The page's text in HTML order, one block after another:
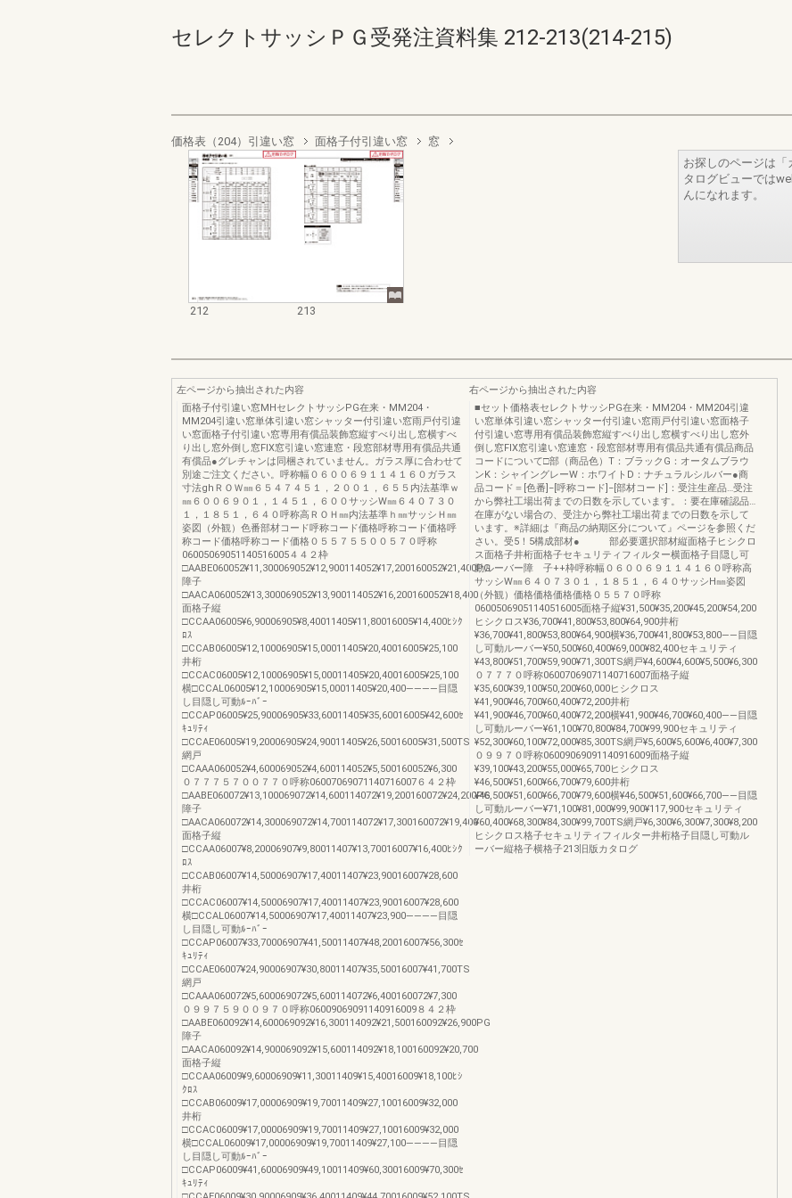
セレクトサッシＰＧ受発注資料集 212-213(214-215)
価格表（204）引違い窓 面格子付引違い窓 窓
212 213
お探しのページは「
タログビューでは
んになれます。
左ページから抽出された内容
面格子付引違い窓MHセレクトサッシPG在来・MM204・
MM204引違い窓単体引違い窓シャッター付引違い窓雨戸付引違
い窓面格子付引違い窓専用有償品装飾窓縦すべり出し窓横すべ
り出し窓外倒し窓FIX窓引違い窓連窓・段窓部材専用有償品共通
有償品●グレチャンは同梱されていません。ガラス厚に合わせて
別途ご注文ください。呼称幅０６００６９１１４１６０ガラス
寸法ghＲＯＷ㎜６５４７４５１，２００１，６５５内法基準ｗ
㎜６００６９０１，１４５１，６００サッシW㎜６４０７３０
１，１８５１，６４０呼称高ＲＯＨ㎜内法基準ｈ㎜サッシＨ㎜
姿図（外観）色番部材コード呼称コード価格呼称コード価格呼
称コード価格呼称コード価格０５５７５５００５７０呼称
06005069051140516005４４２枠
□AABE060052¥11,300069052¥12,900114052¥17,200160052¥21,400PG
障子
□AACA060052¥13,300069052¥13,900114052¥16,200160052¥18,400
面格子縦
□CCAA06005¥6,90006905¥8,40011405¥11,80016005¥14,400ﾋｼｸ
ﾛｽ
□CCAB06005¥12,10006905¥15,00011405¥20,40016005¥25,100
井桁
□CCAC06005¥12,10006905¥15,00011405¥20,40016005¥25,100
横□CCAL06005¥12,10006905¥15,00011405¥20,400――――目隠
し目隠し可動ﾙｰﾊﾞｰ
□CCAP06005¥25,90006905¥33,60011405¥35,60016005¥42,600ｾ
ｷｭﾘﾃｨ
□CCAE06005¥19,20006905¥24,90011405¥26,50016005¥31,500TS
網戸
□CAAA060052¥4,600069052¥4,600114052¥5,500160052¥6,300
０７７７５７００７７０呼称06007069071140716007６４２枠
□AABE060072¥13,100069072¥14,600114072¥19,200160072¥24,200PG
障子
□AACA060072¥14,300069072¥14,700114072¥17,300160072¥19,400
面格子縦
□CCAA06007¥8,20006907¥9,80011407¥13,70016007¥16,400ﾋｼｸ
ﾛｽ
□CCAB06007¥14,50006907¥17,40011407¥23,90016007¥28,600
井桁
□CCAC06007¥14,50006907¥17,40011407¥23,90016007¥28,600
横□CCAL06007¥14,50006907¥17,40011407¥23,900――――目隠
し目隠し可動ﾙｰﾊﾞｰ
□CCAP06007¥33,70006907¥41,50011407¥48,20016007¥56,300ｾ
ｷｭﾘﾃｨ
□CCAE06007¥24,90006907¥30,80011407¥35,50016007¥41,700TS
網戸
□CAAA060072¥5,600069072¥5,600114072¥6,400160072¥7,300
０９９７５９００９７０呼称06009069091140916009８４２枠
□AABE060092¥14,600069092¥16,300114092¥21,500160092¥26,900PG
障子
□AACA060092¥14,900069092¥15,600114092¥18,100160092¥20,700
面格子縦
□CCAA06009¥9,60006909¥11,30011409¥15,40016009¥18,100ﾋｼ
ｸﾛｽ
□CCAB06009¥17,00006909¥19,70011409¥27,10016009¥32,000
井桁
□CCAC06009¥17,00006909¥19,70011409¥27,10016009¥32,000
横□CCAL06009¥17,00006909¥19,70011409¥27,100――――目隠
し目隠し可動ﾙｰﾊﾞｰ
□CCAP06009¥41,60006909¥49,10011409¥60,30016009¥70,300ｾ
ｷｭﾘﾃｨ
右ページから抽出された内容
■セット価格表セレクトサッシPG在来・MM204・MM204引違
い窓単体引違い窓シャッター付引違い窓雨戸付引違い窓面格子
付引違い窓専用有償品装飾窓縦すべり出し窓横すべり出し窓外
倒し窓FIX窓引違い窓連窓・段窓部材専用有償品共通有償品商品
コードについて□部（商品色）T：ブラックG：オータムブラウ
ンK：シャイングレーW：ホワイトD：ナチュラルシルバー●商
品コード＝[色番]−[呼称コード]−[部材コード]：受注生産品…受注
から弊社工場出荷までの日数を示しています。：要在庫確認品…
在庫がない場合の、受注から弊社工場出荷までの日数を示して
います。※詳細は『商品の納期区分について』ページを参照くだ
さい。受5！5構成部材● 部必要選択部材縦面格子ヒシクロ
ス面格子井桁面格子セキュリティフィルター横面格子目隠し可
動ルーバー障 子++枠呼称幅０６００６９１１４１６０呼称高
サッシW㎜６４０７３０１，１８５１，６４０サッシH㎜姿図
（外観）価格価格価格価格０５５７０呼称
06005069051140516005面格子縦¥31,500¥35,200¥45,200¥54,200
ヒシクロス¥36,700¥41,800¥53,800¥64,900井桁
¥36,700¥41,800¥53,800¥64,900横¥36,700¥41,800¥53,800――目隠
し可動ルーバー¥50,500¥60,400¥69,000¥82,400セキュリティ
¥43,800¥51,700¥59,900¥71,300TS網戸¥4,600¥4,600¥5,500¥6,300
０７７７０呼称06007069071140716007面格子縦
¥35,600¥39,100¥50,200¥60,000ヒシクロス
¥41,900¥46,700¥60,400¥72,200井桁
¥41,900¥46,700¥60,400¥72,200横¥41,900¥46,700¥60,400――目隠
し可動ルーバー¥61,100¥70,800¥84,700¥99,900セキュリティ
¥52,300¥60,100¥72,000¥85,300TS網戸¥5,600¥5,600¥6,400¥7,300
０９９７０呼称06009069091140916009面格子縦
¥39,100¥43,200¥55,000¥65,700ヒシクロス
¥46,500¥51,600¥66,700¥79,600井桁
¥46,500¥51,600¥66,700¥79,600横¥46,500¥51,600¥66,700――目隠
し可動ルーバー¥71,100¥81,000¥99,900¥117,900セキュリティ
¥60,400¥68,300¥84,300¥99,700TS網戸¥6,300¥6,300¥7,300¥8,200
ヒシクロス格子セキュリティフィルター井桁格子目隠し可動ル
ーバー縦格子横格子213旧版カタログ